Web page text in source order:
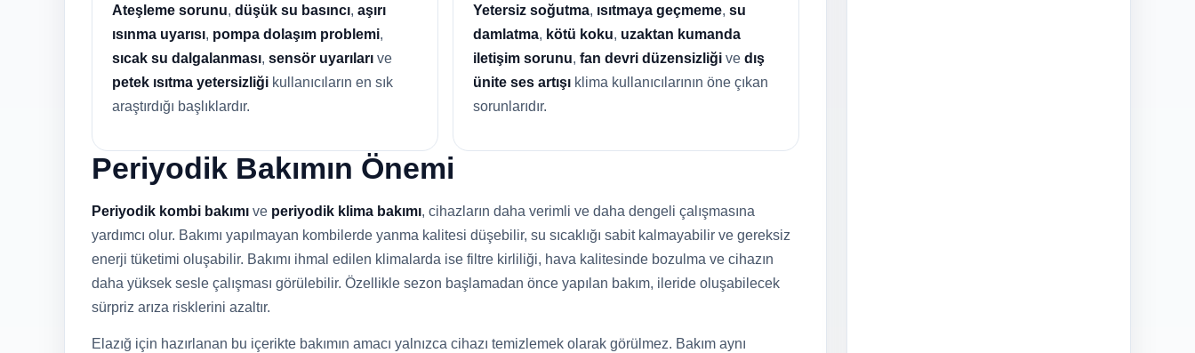
Ateşleme sorunu, düşük su basıncı, aşırı
ısınma uyarısı, pompa dolaşım problemi,
sıcak su dalgalanması, sensör uyarıları ve
petek ısıtma yetersizliği kullanıcıların en sık
araştırdığı başlıklardır.
Yetersiz soğutma, ısıtmaya geçmeme, su
damlatma, kötü koku, uzaktan kumanda
iletişim sorunu, fan devri düzensizliği ve dış
ünite ses artışı klima kullanıcılarının öne çıkan
sorunlarıdır.
Periyodik Bakımın Önemi
Periyodik kombi bakımı ve periyodik klima bakımı, cihazların daha verimli ve daha dengeli çalışmasına
yardımcı olur. Bakımı yapılmayan kombilerde yanma kalitesi düşebilir, su sıcaklığı sabit kalmayabilir ve gereksiz
enerji tüketimi oluşabilir. Bakımı ihmal edilen klimalarda ise filtre kirliliği, hava kalitesinde bozulma ve cihazın
daha yüksek sesle çalışması görülebilir. Özellikle sezon başlamadan önce yapılan bakım, ileride oluşabilecek
sürpriz arıza risklerini azaltır.
Elazığ için hazırlanan bu içerikte bakımın amacı yalnızca cihazı temizlemek olarak görülmez. Bakım aynı